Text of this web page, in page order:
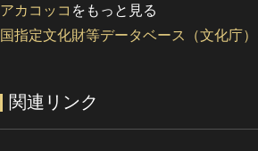
アカコッコ をもっと見る
国指定文化財等データベース（文化庁）
関連リンク